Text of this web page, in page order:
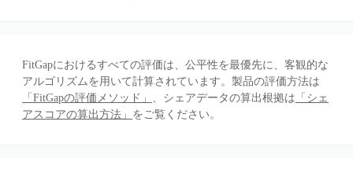
FitGapにおけるすべての評価は、公平性を最優先に、客観的な
アルゴリズムを用いて計算されています。製品の評価方法は
「FitGapの評価メソッド」 、シェアデータの算出根拠は 「シェ
アスコアの算出方法」 をご覧ください。